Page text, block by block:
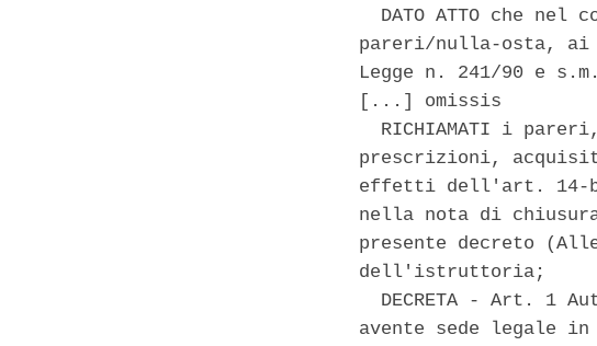
DATO ATTO che nel
pareri/nulla-osta,
Legge n. 241/90 e
[...] omissis
RICHIAMATI i
prescrizioni,
effetti dell'art. 14-
nella nota di
presente decreto
dell'istruttoria;
DECRETA - Art. 1
avente sede